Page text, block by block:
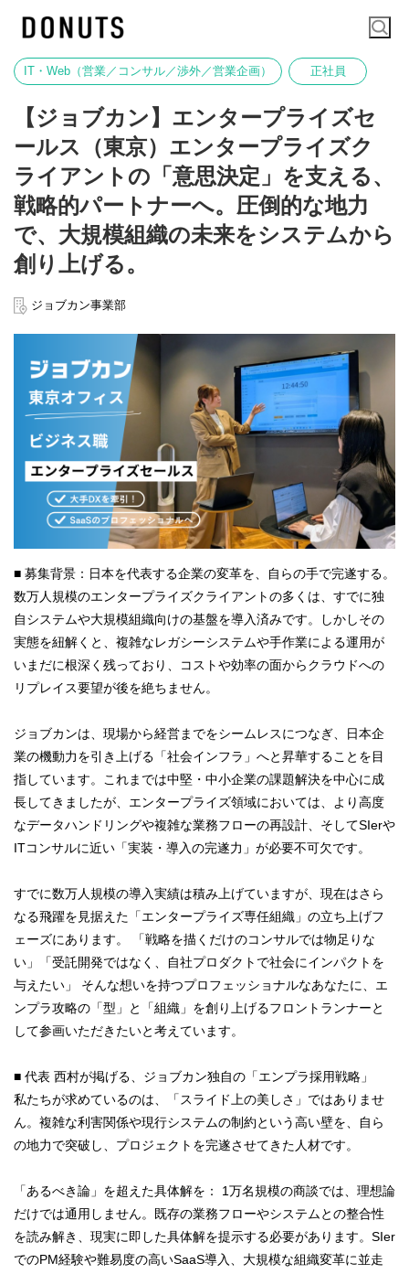
IT・Web（営業／コンサル／渉外／営業企画） 正社員
【ジョブカン】エンタープライズセ
ールス（東京）エンタープライズク
ライアントの「意思決定」を支える、
戦略的パートナーへ。圧倒的な地力
で、大規模組織の未来をシステムから
創り上げる。
ジョブカン事業部
■ 募集背景：日本を代表する企業の変革を、自らの手で完遂する。
数万人規模のエンタープライズクライアントの多くは、すでに独
自システムや大規模組織向けの基盤を導入済みです。しかしその
実態を紐解くと、複雑なレガシーシステムや手作業による運用が
いまだに根深く残っており、コストや効率の面からクラウドへの
リプレイス要望が後を絶ちません。
ジョブカンは、現場から経営までをシームレスにつなぎ、日本企
業の機動力を引き上げる「社会インフラ」へと昇華することを目
指しています。これまでは中堅・中小企業の課題解決を中心に成
長してきましたが、エンタープライズ領域においては、より高度
なデータハンドリングや複雑な業務フローの再設計、そしてSIerや
ITコンサルに近い「実装・導入の完遂力」が必要不可欠です。
すでに数万人規模の導入実績は積み上げていますが、現在はさら
なる飛躍を見据えた「エンタープライズ専任組織」の立ち上げフ
ェーズにあります。 「戦略を描くだけのコンサルでは物足りな
い」「受託開発ではなく、自社プロダクトで社会にインパクトを
与えたい」 そんな想いを持つプロフェッショナルなあなたに、エ
ンプラ攻略の「型」と「組織」を創り上げるフロントランナーと
して参画いただきたいと考えています。
■ 代表 西村が掲げる、ジョブカン独自の「エンプラ採用戦略」
私たちが求めているのは、「スライド上の美しさ」ではありませ
ん。複雑な利害関係や現行システムの制約という高い壁を、自ら
の地力で突破し、プロジェクトを完遂させてきた人材です。
「あるべき論」を超えた具体解を： 1万名規模の商談では、理想論
だけでは通用しません。既存の業務フローやシステムとの整合性
を読み解き、現実に即した具体解を提示する必要があります。SIer
でのPM経験や難易度の高いSaaS導入、大規模な組織変革に並走